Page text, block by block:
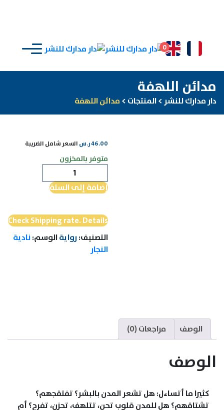
0
مدائن اللهفة
دار مدارك للنشر >المنتجات > مدائن اللهفة
46.00ر.س السعر شامل الضريبة
متوفر بالمخزون
مدائن
اللهفة
إضافة إلى السلة
Check Shipping rate. Details
التصنيف:رواية الوسم:نادية
النجار
الوصف مراجعات (0)
الوصف
كثيرا ما أتساءل: هل تشعر المدن بالبشر؟ تفتقجهم؟
تشتاقهم؟ هل للمدن قلوب تحن، تتلهف، تحزن، تفرح؟ أم